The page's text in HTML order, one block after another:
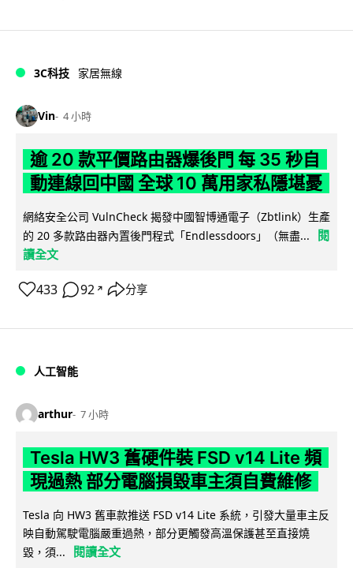
3C科技 家居無線
Vin 4 小時
逾 20 款平價路由器爆後門 每 35 秒自
動連線回中國 全球 10 萬用家私隱堪憂
網絡安全公司 VulnCheck 揭發中國智博通電子（Zbtlink）生產
的 20 多款路由器內置後門程式「Endlessdoors」（無盡...
閱
讀全文
433 92 ↗ 分享
人工智能
arthur 7 小時
Tesla HW3 舊硬件裝 FSD v14 Lite 頻
現過熱 部分電腦損毀車主須自費維修
Tesla 向 HW3 舊車款推送 FSD v14 Lite 系統，引發大量車主反
映自動駕駛電腦嚴重過熱，部分更觸發高溫保護甚至直接燒
毀，須...
閱讀全文